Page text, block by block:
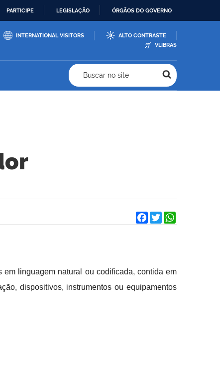
PARTICIPE LEGISLAÇÃO ÓRGÃOS DO GOVERNO
INTERNATIONAL VISITORS
ALTO CONTRASTE
VLIBRAS
Buscar no site
Facebook
Twitter
linguagem natural ou codificada, contida em
dispositivos, instrumentos ou equipamentos